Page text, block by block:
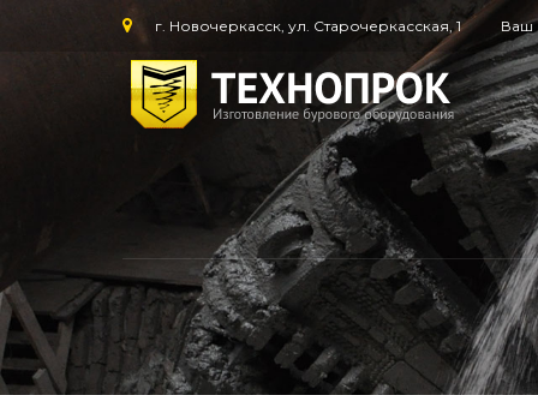
г. Новочеркасск, ул. Старочеркасская, 1 Ваш